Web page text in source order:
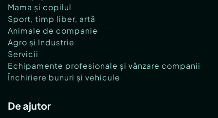
Mama și copilul
Sport, timp liber, artă
Animale de companie
Agro și Industrie
Servicii
Echipamente profesionale și vânzare companii
Închiriere bunuri și vehicule
De ajutor